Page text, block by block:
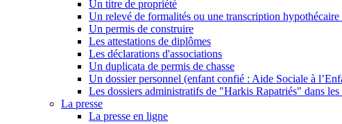
Un titre de propriété
Un relevé de formalités ou une transcription hypothécaire
Un permis de construire
Les attestations de diplômes
Les déclarations d'associations
Un duplicata de permis de chasse
Un dossier personnel (enfant confié : Aide Sociale à
Les dossiers administratifs de "Harkis Rapatriés" dans
La presse
La presse en ligne